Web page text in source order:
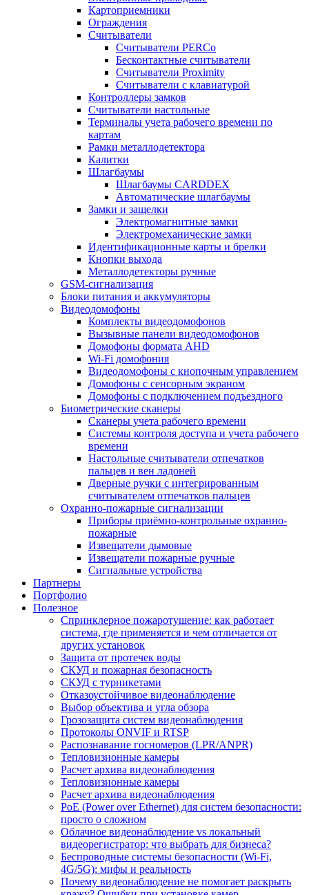
Картоприемники
Ограждения
Считыватели
Считыватели PERCo
Бесконтактные считыватели
Считыватели Proximity
Считыватели с клавиатурой
Контроллеры замков
Считыватели настольные
Терминалы учета рабочего времени по
картам
Рамки металлодетектора
Калитки
Шлагбаумы
Шлагбаумы CARDDEX
Автоматические шлагбаумы
Замки и защелки
Электромагнитные замки
Электромеханические замки
Идентификационные карты и брелки
Кнопки выхода
Металлодетекторы ручные
GSM-сигнализация
Блоки питания и аккумуляторы
Видеодомофоны
Комплекты видеодомофонов
Вызывные панели видеодомофонов
Домофоны формата AHD
Wi-Fi домофония
Видеодомофоны с кнопочным управлением
Домофоны с сенсорным экраном
Домофоны с подключением подъездного
Биометрические сканеры
Сканеры учета рабочего времени
Системы контроля доступа и учета рабочего
времени
Настольные считыватели отпечатков
пальцев и вен ладоней
Дверные ручки с интегрированным
считывателем отпечатков пальцев
Охранно-пожарные сигнализации
Приборы приёмно-контрольные охранно-
пожарные
Извещатели дымовые
Извещатели пожарные ручные
Сигнальные устройства
Партнеры
Портфолио
Полезное
Спринклерное пожаротушение: как работает
система, где применяется и чем отличается от
других установок
Защита от протечек воды
СКУД и пожарная безопасность
СКУД с турникетами
Отказоустойчивое видеонаблюдение
Выбор объектива и угла обзора
Грозозащита систем видеонаблюдения
Протоколы ONVIF и RTSP
Распознавание госномеров (LPR/ANPR)
Тепловизионные камеры
Расчет архива видеонаблюдения
Тепловизионные камеры
Расчет архива видеонаблюдения
PoE (Power over Ethernet) для систем безопасности:
просто о сложном
Облачное видеонаблюдение vs локальный
видеорегистратор: что выбрать для бизнеса?
Беспроводные системы безопасности (Wi-Fi,
4G/5G): мифы и реальность
Почему видеонаблюдение не помогает раскрыть